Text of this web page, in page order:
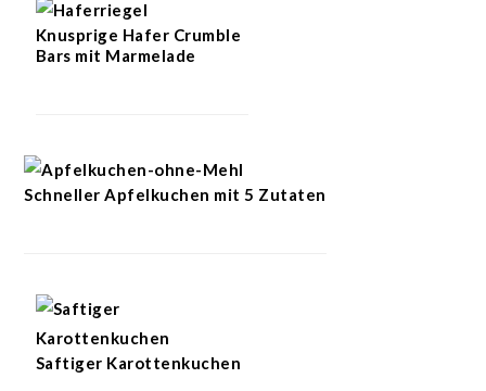
Knusprige Hafer Crumble
Bars mit Marmelade
Schneller Apfelkuchen mit 5 Zutaten
Saftiger Karottenkuchen